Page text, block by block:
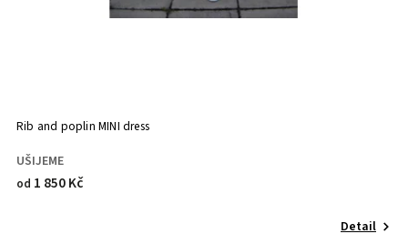
Rib and poplin MINI dress
UŠIJEME
od 1 850 Kč
Detail